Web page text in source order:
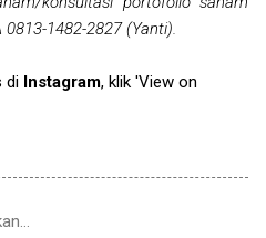
1482-2827 (Yanti).
di Instagram, klik 'View on